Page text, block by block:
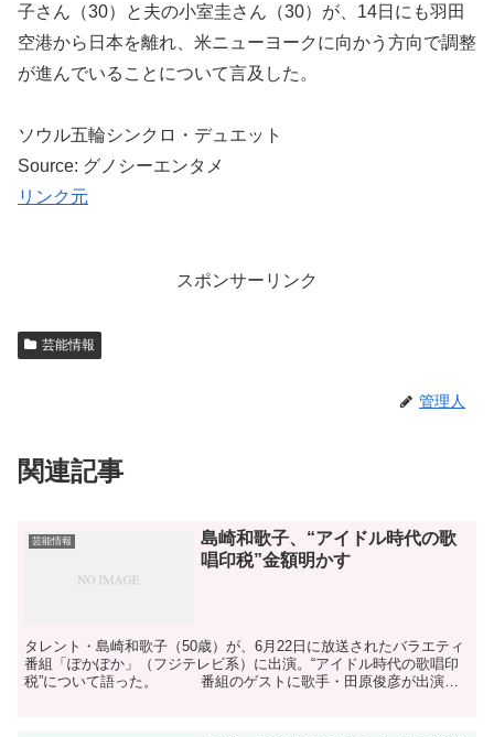
子さん（30）と夫の小室圭さん（30）が、14日にも羽田
空港から日本を離れ、米ニューヨークに向かう方向で調整
が進んでいることについて言及した。
ソウル五輪シンクロ・デュエット
Source: グノシーエンタメ
リンク元
スポンサーリンク
芸能情報
管理人
関連記事
芸能情報
島崎和歌子、“アイドル時代の歌
唱印税”金額明かす
タレント・島崎和歌子（50歳）が、6月22日に放送されたバラエティ
番組「ぽかぽか」（フジテレビ系）に出演。“アイドル時代の歌唱印
税”について語った。 番組のゲストに歌手・田原俊彦が出演